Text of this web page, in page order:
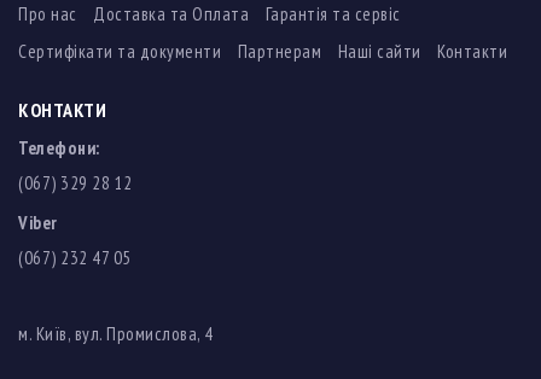
Про нас Доставка та Оплата
Гарантія та сервіс
Сертифікати та документи
Партнерам Наші сайти Контакти
КОНТАКТИ
Телефони:
(067) 329 28 12
Viber
(067) 232 47 05
м. Київ, вул. Промислова, 4